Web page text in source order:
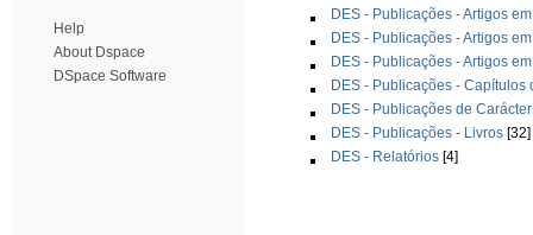
Help
About Dspace
DSpace Software
DES - Publicações - Artigos
DES - Publicações - Artigos
DES - Publicações - Artigos
DES - Publicações - Capítulos
DES - Publicações de
DES - Publicações - Livros [32]
DES - Relatórios [4]